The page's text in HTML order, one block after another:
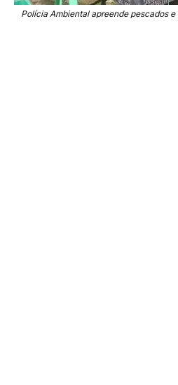
Polícia Ambiental apreende pescados